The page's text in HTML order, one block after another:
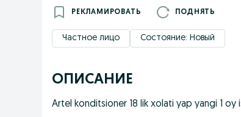
РЕКЛАМИРОВАТЬ ПОДНЯТЬ
Частное лицо Состояние: Новый
ОПИСАНИЕ
Artel konditsioner 18 lik xolati yap yangi 1 oy